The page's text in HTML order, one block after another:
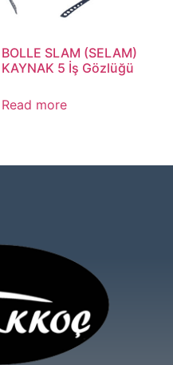
BOLLE SLAM (SELAM)
KAYNAK 5 İş Gözlüğü
Read more